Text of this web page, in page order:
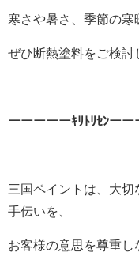
寒さや暑さ、季節の寒
ぜひ断熱塗料をご検
ーーーーーｷﾘﾄﾘｾﾝーー
三国ペイントは、大
手伝いを、
お客様の意思を尊重し